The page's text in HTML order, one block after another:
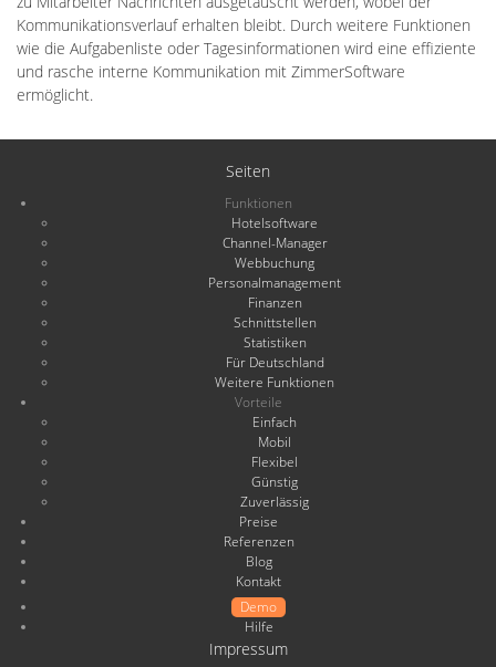
Kommunikationsverlauf erhalten bleibt. Durch weitere Funktionen
wie die Aufgabenliste oder Tagesinformationen wird eine effiziente
und rasche interne Kommunikation mit ZimmerSoftware
ermöglicht.
Seiten
Funktionen
Hotelsoftware
Channel-Manager
Webbuchung
Personalmanagement
Finanzen
Schnittstellen
Statistiken
Für Deutschland
Weitere Funktionen
Vorteile
Einfach
Mobil
Flexibel
Günstig
Zuverlässig
Preise
Referenzen
Blog
Kontakt
Demo
Hilfe
Impressum